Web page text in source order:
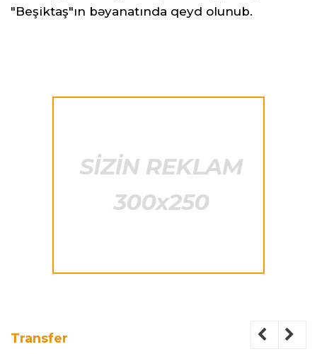
"Beşiktaş"ın bəyanatında qeyd olunub.
Transfer